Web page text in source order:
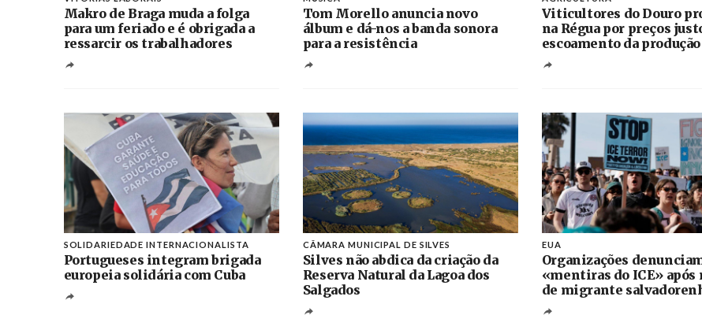
Makro de Braga muda a folga
para um feriado e é obrigada a
ressarcir os trabalhadores
Tom Morello anuncia novo
álbum e dá-nos a banda sonora
para a resistência
Viticultores do Douro
na Régua por preços
escoamento da produção
SOLIDARIEDADE INTERNACIONALISTA
Portugueses integram brigada
europeia solidária com Cuba
CÂMARA MUNICIPAL DE SILVES
Silves não abdica da criação da
Reserva Natural da Lagoa dos
Salgados
EUA
Organizações
«mentiras do ICE» após
de migrante